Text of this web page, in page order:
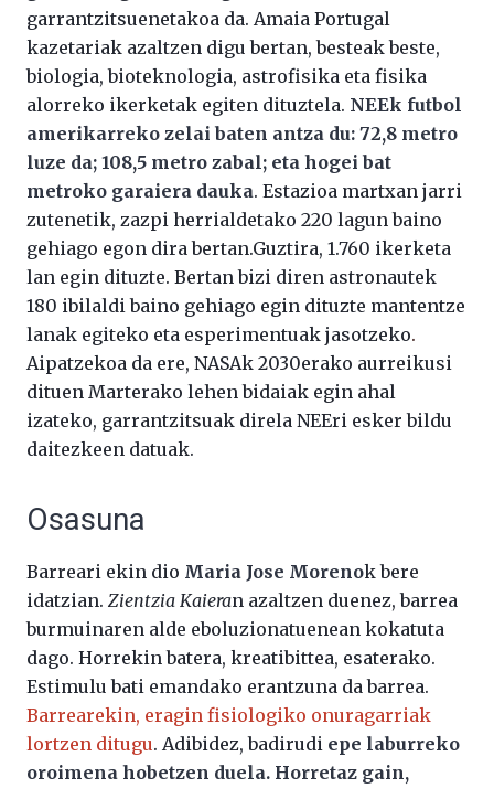
garrantzitsuenetakoa da. Amaia Portugal
kazetariak azaltzen digu bertan, besteak beste,
biologia, bioteknologia, astrofisika eta fisika
alorreko ikerketak egiten dituztela. NEEk futbol
amerikarreko zelai baten antza du: 72,8 metro
luze da; 108,5 metro zabal; eta hogei bat
metroko garaiera dauka. Estazioa martxan jarri
zutenetik, zazpi herrialdetako 220 lagun baino
gehiago egon dira bertan.Guztira, 1.760 ikerketa
lan egin dituzte. Bertan bizi diren astronautek
180 ibilaldi baino gehiago egin dituzte mantentze
lanak egiteko eta esperimentuak jasotzeko.
Aipatzekoa da ere, NASAk 2030erako aurreikusi
dituen Marterako lehen bidaiak egin ahal
izateko, garrantzitsuak direla NEEri esker bildu
daitezkeen datuak.
Osasuna
Barreari ekin dio Maria Jose Morenok bere
idatzian. Zientzia Kaieran azaltzen duenez, barrea
burmuinaren alde eboluzionatuenean kokatuta
dago. Horrekin batera, kreatibittea, esaterako.
Estimulu bati emandako erantzuna da barrea.
Barrearekin, eragin fisiologiko onuragarriak
lortzen ditugu. Adibidez, badirudi epe laburreko
oroimena hobetzen duela. Horretaz gain,